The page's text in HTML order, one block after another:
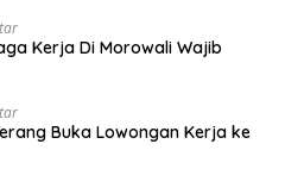
Kerja Di Morowali Wajib
Buka Lowongan Kerja ke